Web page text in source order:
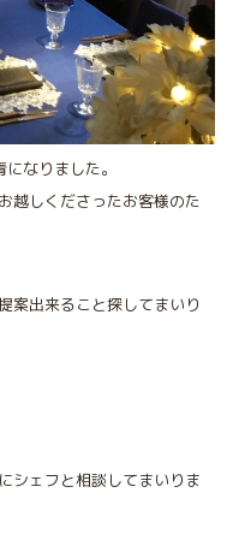
なりました。
越しくださったお客様のた
案出来ること探してまいり
シェフと相談してまいりま